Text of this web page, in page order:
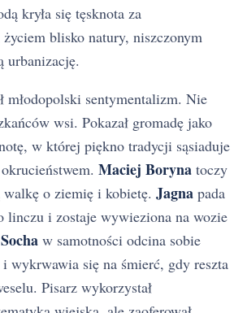
kryła się tęsknota za
blisko natury, niszczonym
urbanizację.
młodopolski sentymentalizm. Nie
wsi. Pokazał gromadę jako
w której piękno tradycji sąsiaduje
Maciej Boryna toczy
o ziemię i kobietę. Jagna pada
linczu i zostaje wywieziona na wozie
w samotności odcina sobie
wykrwawia się na śmierć, gdy reszta
Pisarz wykorzystał